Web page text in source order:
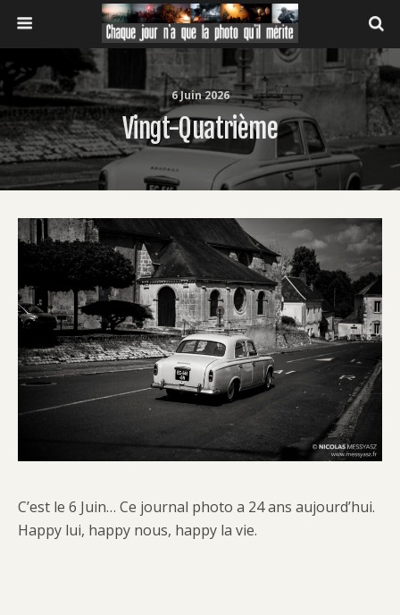
6 Juin 2026
Vingt-Quatrième
C’est le 6 Juin… Ce journal photo a 24 ans aujourd’hui.
Happy lui, happy nous, happy la vie.